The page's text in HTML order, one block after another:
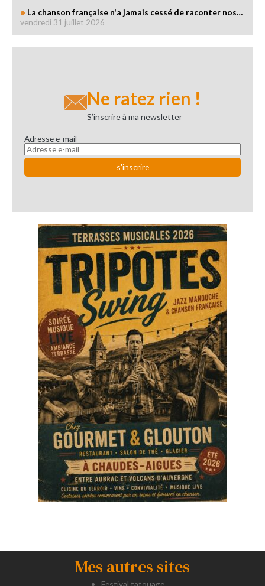
La chanson française n'a jamais cessé de raconter nos…
vendredi 31 juillet 2026
Ne ratez rien !
S’inscrire à ma newsletter
Adresse e-mail
Mes autres sites